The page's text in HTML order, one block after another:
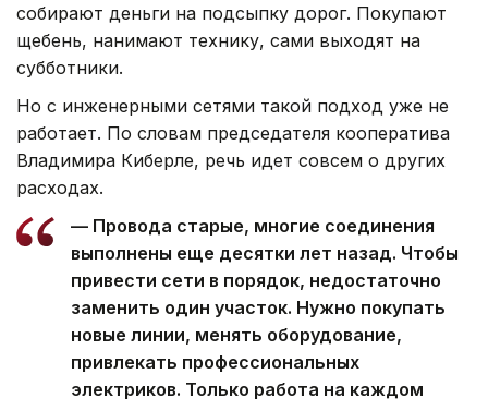
собирают деньги на подсыпку дорог. Покупают
щебень, нанимают технику, сами выходят на
субботники.
Но с инженерными сетями такой подход уже не
работает. По словам председателя кооператива
Владимира Киберле, речь идет совсем о других
расходах.
— Провода старые, многие соединения
выполнены еще десятки лет назад. Чтобы
привести сети в порядок, недостаточно
заменить один участок. Нужно покупать
новые линии, менять оборудование,
привлекать профессиональных
электриков. Только работа на каждом